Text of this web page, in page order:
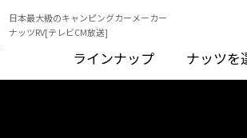
日本最大級のキャンピングカーメーカー
ナッツRV[テレビCM放送]
ラインナップ ナッツを